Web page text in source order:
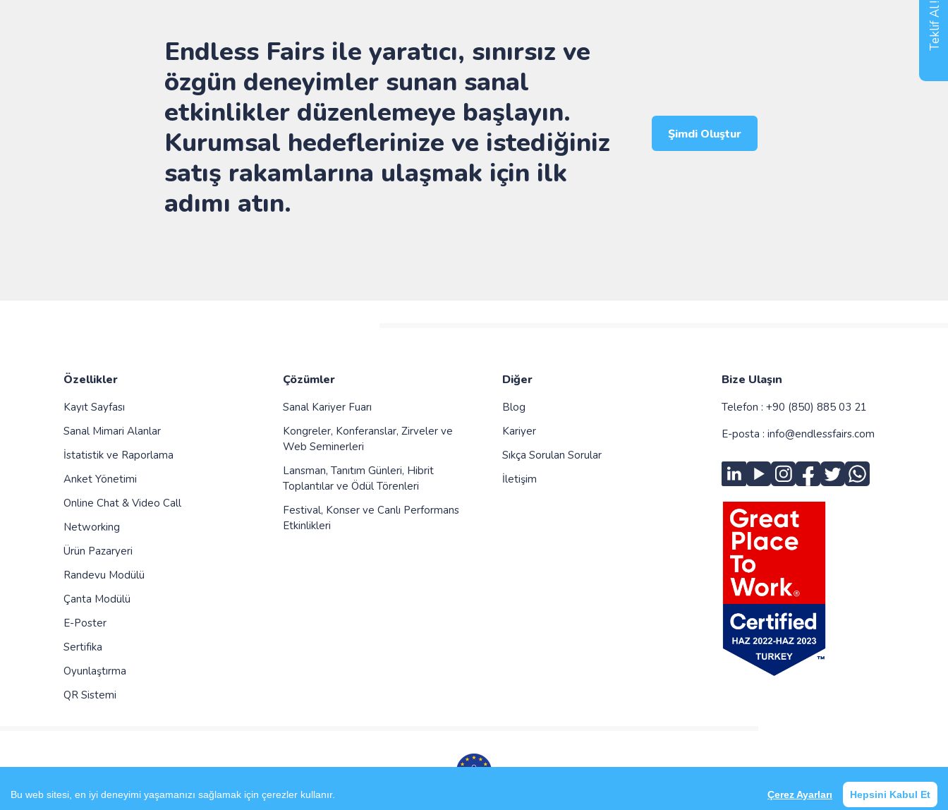
Endless Fairs ile yaratıcı, sınırsız ve
özgün deneyimler sunan sanal
etkinlikler düzenlemeye başlayın.
Kurumsal hedeflerinize ve istediğiniz
satış rakamlarına ulaşmak için ilk
adımı atın.
Şimdi Oluştur
Teklif Al !
Özellikler
Kayıt Sayfası
Sanal Mimari Alanlar
İstatistik ve Raporlama
Anket Yönetimi
Online Chat & Video Call
Networking
Ürün Pazaryeri
Randevu Modülü
Çanta Modülü
E-Poster
Sertifika
Oyunlaştırma
QR Sistemi
Çözümler
Sanal Kariyer Fuarı
Kongreler, Konferanslar, Zirveler ve
Web Seminerleri
Lansman, Tanıtım Günleri, Hibrit
Toplantılar ve Ödül Törenleri
Festival, Konser ve Canlı Performans
Etkinlikleri
Diğer
Blog
Kariyer
Sıkça Sorulan Sorular
İletişim
Bize Ulaşın
Telefon : +90 (850) 885 03 21
E-posta : info@endlessfairs.com
Bu web sitesi, en iyi deneyimi yaşamanızı sağlamak için çerezler kullanır. Çerez Ayarları Hepsini Kabul Et